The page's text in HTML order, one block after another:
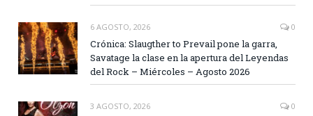
6 AGOSTO, 2026 0
Crónica: Slaugther to Prevail pone la garra,
Savatage la clase en la apertura del Leyendas
del Rock – Miércoles – Agosto 2026
3 AGOSTO, 2026 0